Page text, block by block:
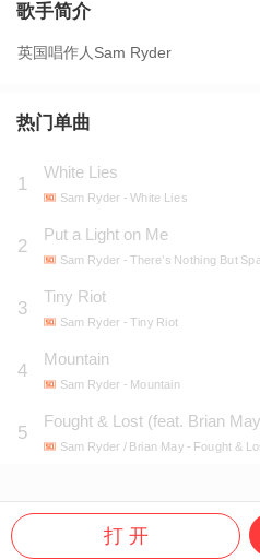
歌手简介
英国唱作人Sam Ryder
热门单曲
1
White Lies
Sam Ryder - White Lies
2
Put a Light on Me
Sam Ryder - There’s Nothing But
3
Tiny Riot
Sam Ryder - Tiny Riot
4
Mountain
Sam Ryder - Mountain
5
Fought & Lost (feat. Brian
Sam Ryder / Brian May - Fought &
打 开